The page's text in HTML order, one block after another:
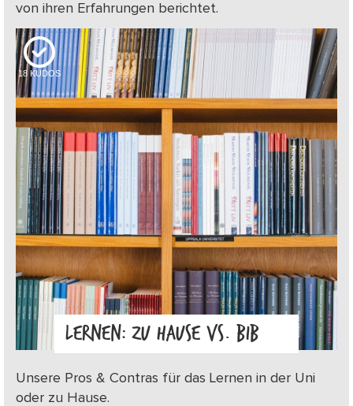
von ihren Erfahrungen berichtet.
18 KUDOS
LERNEN: ZU HAUSE VS. BIB
Unsere Pros & Contras für das Lernen in der Uni
oder zu Hause.